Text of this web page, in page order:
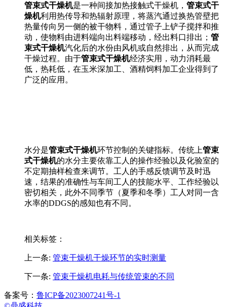
管束式干燥机是一种间接加热接触式干燥机， 管束式干
燥机利用热传导和热辐射原理，将蒸汽通过换热管壁把
热量传向另一侧的被干物料，通过管子上铲子搅拌和推
动，使物料由进料端向出料端移动，经出料口排出； 管
束式干燥机汽化后的水份由风机或自然排出，从而完成
干燥过程。由于管束式干燥机经济实用，动力消耗最
低，热耗低，在玉米深加工、酒精饲料加工企业得到了
广泛的应用。
水分是管束式干燥机环节控制的关键指标。传统上管束
式干燥机的水分主要依靠工人的操作经验以及化验室的
不定期抽样检查来调节。工人的手感反馈调节及时迅
速，结果的准确性与车间工人的技能水平、工作经验以
密切相关，此外不同季节（夏季和冬季）工人对同一含
水率的DDGS的感知也有不同。
相关标签：
上一条: 管束干燥机干燥环节的实时测量
下一条: 管束干燥机电耗与传统管束的不同
备案号： 鲁ICP备2023007241号-1